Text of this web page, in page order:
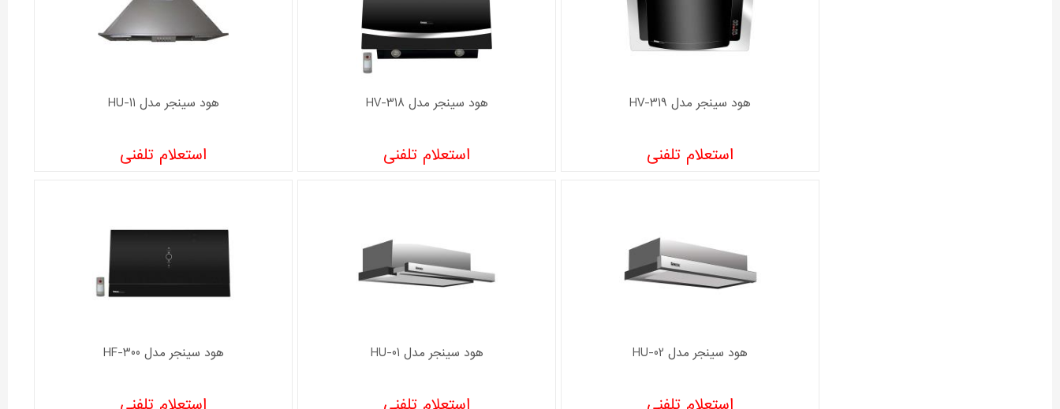
هود سینجر مدل HV-319
استعلام تلفنی
هود سینجر مدل HV-318
استعلام تلفنی
هود سینجر مدل HU-11
استعلام تلفنی
هود سینجر مدل HU-02 هود سینجر مدل HU-01 هود سینجر مدل HF-300